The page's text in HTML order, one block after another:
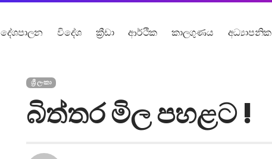
දේශපාලන විදේශ ක්‍රීඩා ආර්ථික කාලගුණය අධ්‍යාපනික
ශ්‍රී ලංකා
බිත්තර මිල පහළට !